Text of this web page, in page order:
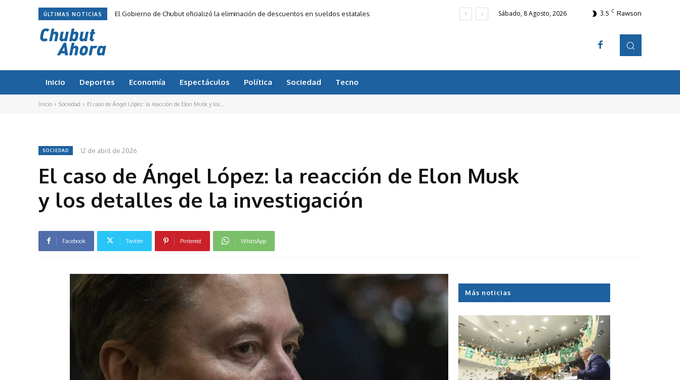
ÚLTIMAS NOTICIAS El Gobierno de Chubut oficializó la eliminación de descuentos en sueldos estatales Sábado, 8 Agosto, 2026 3.5 C Rawson
Inicio Deportes Economía Espectáculos Política Sociedad Tecno
Inicio Sociedad El caso de Ángel López: la reacción de Elon Musk y los...
SOCIEDAD 12 de abril de 2026
El caso de Ángel López: la reacción de Elon Musk
y los detalles de la investigación
Facebook Twitter Pinterest WhatsApp
Más noticias